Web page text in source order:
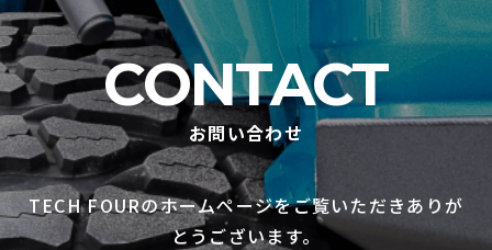
CONTACT
お問い合わせ
TECH FOURのホームページをご覧いただきありが
とうございます。